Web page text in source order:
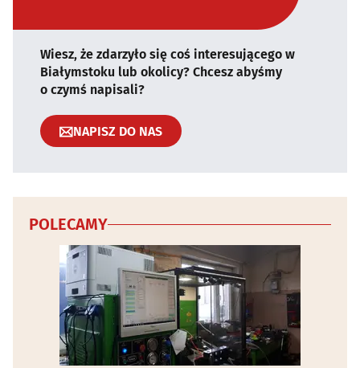
Wiesz, że zdarzyło się coś interesującego w
Białymstoku lub okolicy? Chcesz abyśmy
o czymś napisali?
NAPISZ DO NAS
POLECAMY